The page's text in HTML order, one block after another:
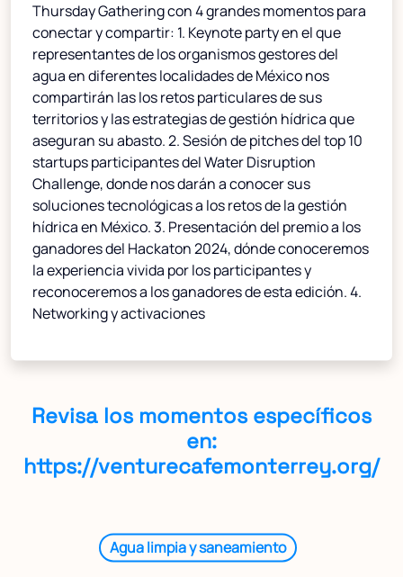
Thursday Gathering con 4 grandes momentos para
conectar y compartir: 1. Keynote party en el que
representantes de los organismos gestores del
agua en diferentes localidades de México nos
compartirán las los retos particulares de sus
territorios y las estrategias de gestión hídrica que
aseguran su abasto. 2. Sesión de pitches del top 10
startups participantes del Water Disruption
Challenge, donde nos darán a conocer sus
soluciones tecnológicas a los retos de la gestión
hídrica en México. 3. Presentación del premio a los
ganadores del Hackaton 2024, dónde conoceremos
la experiencia vivida por los participantes y
reconoceremos a los ganadores de esta edición. 4.
Networking y activaciones
Revisa los momentos específicos
en:
https://venturecafemonterrey.org/
Agua limpia y saneamiento